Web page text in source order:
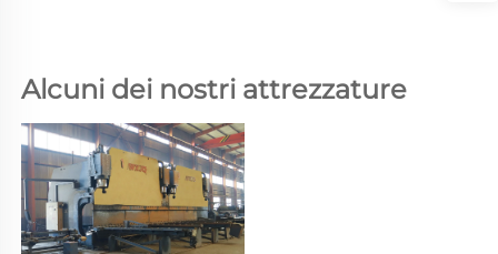
Alcuni dei nostri attrezzature